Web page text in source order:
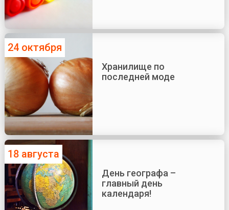
24 октября
Хранилище по
последней моде
18 августа
День географа –
главный день
календаря!